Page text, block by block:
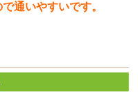
通いやすいです。